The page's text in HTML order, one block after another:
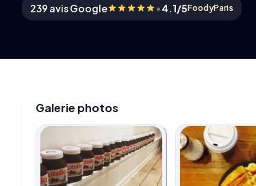
239 avis Google •4.1/5FoodyParis
Galerie photos